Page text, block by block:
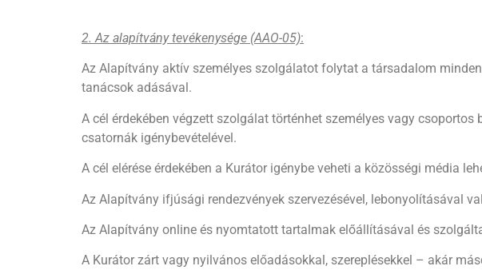
2. Az alapítvány tevékenysége (AAO-05):
Az Alapítvány aktív személyes szolgálatot folytat a társadalom
tanácsok adásával.
A cél érdekében végzett szolgálat történhet személyes vagy
csatornák igénybevételével.
A cél elérése érdekében a Kurátor igénybe veheti a közösségi média
Az Alapítvány ifjúsági rendezvények szervezésével, lebonyolításával
Az Alapítvány online és nyomtatott tartalmak előállításával és
A Kurátor zárt vagy nyilvános előadásokkal, szereplésekkel – akár